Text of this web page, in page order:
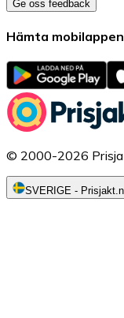
Ge oss feedback
Hämta mobilappen
© 2000-2026
SVERIGE -